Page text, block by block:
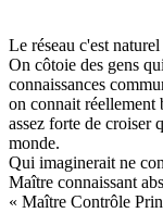
Le réseau c'est
On côtoie des gens
connaissances
on connait réellement
assez forte de croiser
monde.
Qui imaginerait ne
Maître connaissant
« Maître Contrôle